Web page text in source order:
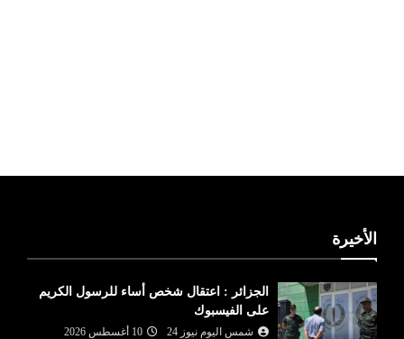
الأخيرة
الجزائر : اعتقال شخص أساء للرسول الكريم
على الفيسبوك
شمس اليوم نيوز 24 10 أغسطس 2026